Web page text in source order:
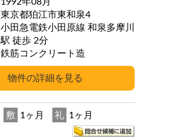
東京都狛江市東和泉4
小田急電鉄小田原線 和泉多摩川
駅 徒歩 2分
鉄筋コンクリート造
敷 1ヶ月 礼 1ヶ月